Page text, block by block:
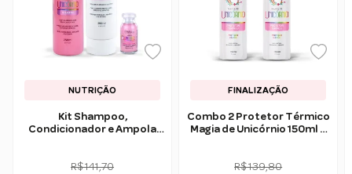
NUTRIÇÃO
Kit Shampoo,
Condicionador e Ampola
R$ 141,70
FINALIZAÇÃO
Combo 2 Protetor Térmico
Magia de Unicórnio 150ml –
R$ 139,80